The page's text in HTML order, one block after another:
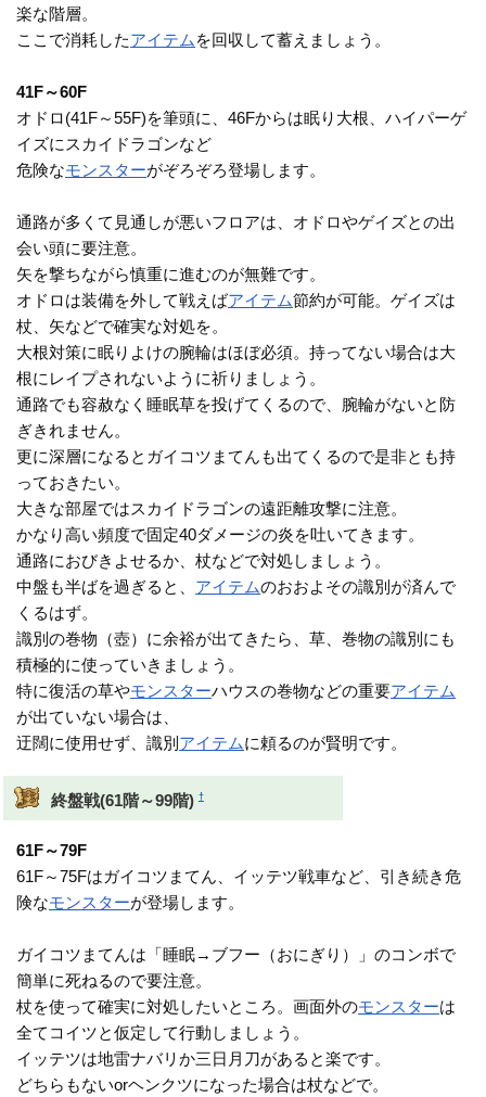
楽な階層。
ここで消耗したアイテム を回収して蓄えましょう。
41F～60F
オドロ(41F～55F)を筆頭に、46Fからは眠り大根、ハイパーゲ
イズにスカイドラゴンなど
危険なモンスターがぞろぞろ登場します。
通路が多くて見通しが悪いフロアは、オドロやゲイズとの出
会い頭に要注意。
矢を撃ちながら慎重に進むのが無難です。
オドロは装備を外して戦えばアイテム節約が可能。ゲイズは
杖、矢などで確実な対処を。
大根対策に眠りよけの腕輪はほぼ必須。持ってない場合は大
根にレイプされないように祈りましょう。
通路でも容赦なく睡眠草を投げてくるので、腕輪がないと防
ぎきれません。
更に深層になるとガイコツまてんも出てくるので是非とも持
っておきたい。
大きな部屋ではスカイドラゴンの遠距離攻撃に注意。
かなり高い頻度で固定40ダメージの炎を吐いてきます。
通路におびきよせるか、杖などで対処しましょう。
中盤も半ばを過ぎると、 アイテムのおおよその識別が済んで
くるはず。
識別の巻物（壺）に余裕が出てきたら、草、巻物の識別にも
積極的に使っていきましょう。
特に復活の草やモンスターハウスの巻物などの重要アイテム
が出ていない場合は、
迂闊に使用せず、識別 アイテムに頼るのが賢明です。
終盤戦(61階～99階) †
61F～79F
61F～75Fはガイコツまてん、イッテツ戦車など、引き続き危
険なモンスターが登場します。
ガイコツまてんは「睡眠→ブフー（おにぎり）」のコンボで
簡単に死ねるので要注意。
杖を使って確実に対処したいところ。画面外のモンスターは
全てコイツと仮定して行動しましょう。
イッテツは地雷ナバリか三日月刀があると楽です。
どちらもないorヘンクツになった場合は杖などで。